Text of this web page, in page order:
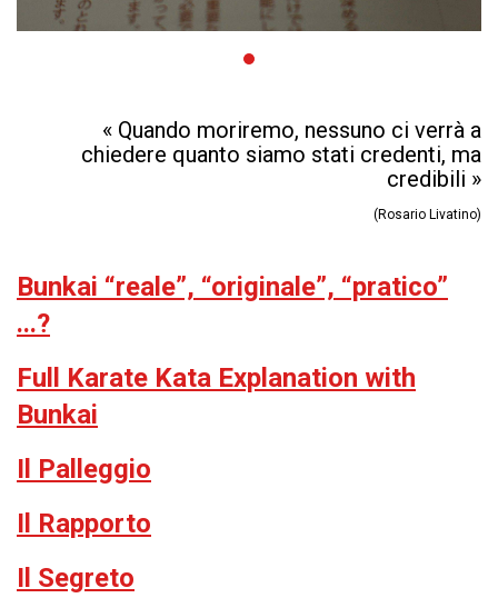
« Quando moriremo, nessuno ci verrà a
chiedere quanto siamo stati credenti, ma
credibili »
(Rosario Livatino)
Bunkai “reale”, “originale”, “pratico”
...?
Full Karate Kata Explanation with
Bunkai
Il Palleggio
Il Rapporto
Il Segreto